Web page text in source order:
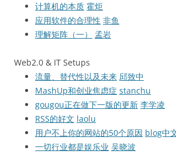
计算机的本质 霍炬
应用软件的合理性 非鱼
理解矩阵（一）
孟岩
Web2.0 & IT Setups
流量、替代性以及未来 邱致中
MashUp和创业焦虑症 stanchu
gougou正在做下一版的更新 李学凌
RSS的好文 laolu
用户不上你的网站的50个原因 blog中
一切行业都是娱乐业 吴晓波